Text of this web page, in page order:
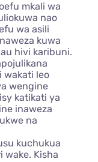
mkali wa
nao
wa asili
kuwa
hivi karibuni.
wakati leo
wengine
katikati ya
inaweza
na
kuchukua
wake. Kisha